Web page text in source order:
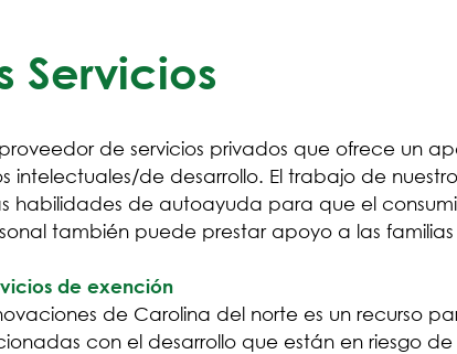
Servicios
de servicios privados que ofrece un
intelectuales/de desarrollo. El trabajo de
habilidades de autoayuda para que el
también puede prestar apoyo a las
de exención
de Carolina del norte es un recurso
con el desarrollo que están en riesgo